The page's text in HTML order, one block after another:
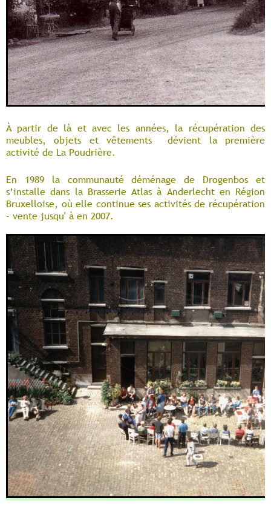
À partir de là et avec les années, la récupération des
meubles, objets et vêtements dévient la première
activité de La Poudrière.
En 1989 la communauté déménage de Drogenbos et
s’installe dans la Brasserie Atlas à Anderlecht en Région
Bruxelloise, où elle continue ses activités de récupération
- vente jusqu' à en 2007.